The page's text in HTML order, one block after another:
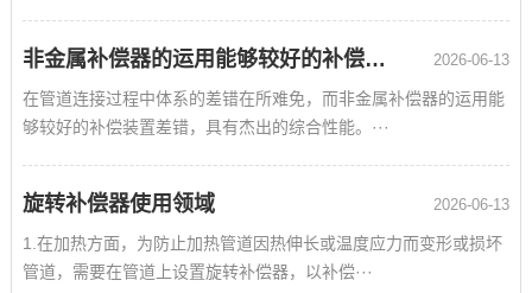
非金属补偿器的运用能够较好的补偿装置差错 2026-06-13
在管道连接过程中体系的差错在所难免，而非金属补偿器的运用能
够较好的补偿装置差错，具有杰出的综合性能。···
旋转补偿器使用领域 2026-06-13
1.在加热方面，为防止加热管道因热伸长或温度应力而变形或损坏
管道，需要在管道上设置旋转补偿器，以补偿···